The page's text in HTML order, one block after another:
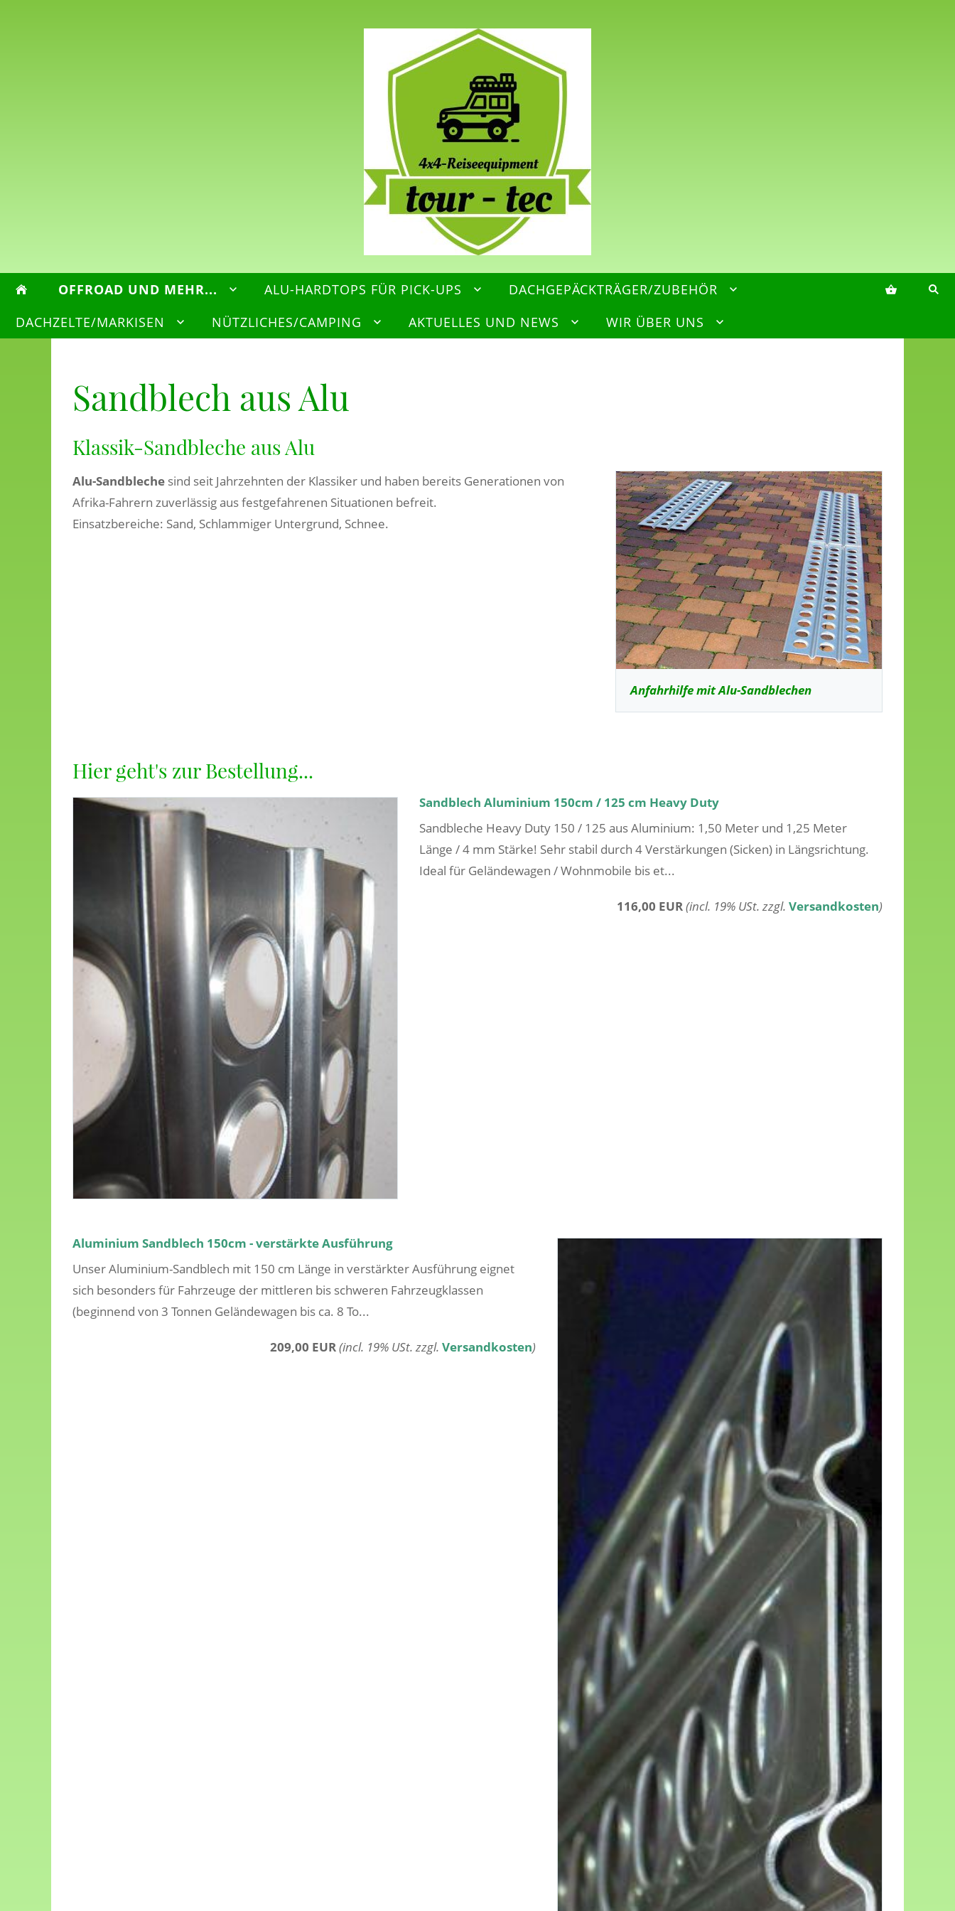
OFFROAD UND MEHR... ALU-HARDTOPS FÜR PICK-UPS
DACHGEPÄCKTRÄGER/ZUBEHÖR
DACHZELTE/MARKISEN
NÜTZLICHES/CAMPING AKTUELLES UND NEWS WIR ÜBER UNS
Sandblech aus Alu
Klassik-Sandbleche aus Alu
Anfahrhilfe mit Alu-Sandblechen
Alu-Sandbleche sind seit Jahrzehnten der Klassiker und haben bereits Generationen von
Afrika-Fahrern zuverlässig aus festgefahrenen Situationen befreit.
Einsatzbereiche: Sand, Schlammiger Untergrund, Schnee.
Hier geht's zur Bestellung...
Sandblech Aluminium 150cm / 125 cm Heavy Duty
Sandbleche Heavy Duty 150 / 125 aus Aluminium: 1,50 Meter und 1,25 Meter
Länge / 4 mm Stärke! Sehr stabil durch 4 Verstärkungen (Sicken) in Längsrichtung.
Ideal für Geländewagen / Wohnmobile bis et...
116,00 EUR(incl. 19% USt. zzgl. Versandkosten)
Aluminium Sandblech 150cm - verstärkte Ausführung
Unser Aluminium-Sandblech mit 150 cm Länge in verstärkter Ausführung eignet
sich besonders für Fahrzeuge der mittleren bis schweren Fahrzeugklassen
(beginnend von 3 Tonnen Geländewagen bis ca. 8 To...
209,00 EUR(incl. 19% USt. zzgl. Versandkosten)